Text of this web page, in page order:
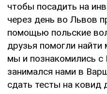
чтобы посадить на
через день во Львов
помощью польские
друзья помогли
мы и познакомились
занимался нами в
сдать тесты на ковид